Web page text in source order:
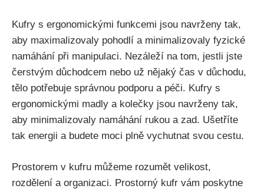
Kufry s ergonomickými funkcemi jsou navrženy tak,
aby maximalizovaly pohodlí‌ a minimalizovaly fyzické
namáhání při manipulaci. Nezáleží na tom, jestli jste
čerstvým důchodcem nebo už nějaký čas v důchodu,⁤
tělo potřebuje správnou podporu a péči. Kufry ⁤s
ergonomickými madly a kolečky jsou‌ navrženy tak,
aby minimalizovaly namáhání rukou‍ a⁤ zad. Ušetříte
tak energii a budete moci⁤ plně vychutnat svou cestu.
Prostorem v kufru můžeme⁤ rozumět velikost,
rozdělení a organizaci. Prostorný kufr vám poskytne